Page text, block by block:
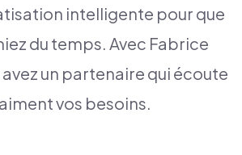
intelligente pour que
du temps. Avec Fabrice
avez un partenaire qui écoute
vos besoins.